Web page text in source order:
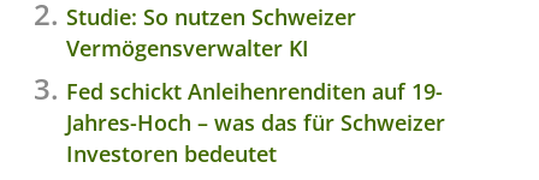
Studie: So nutzen Schweizer
Vermögensverwalter KI
Fed schickt Anleihenrenditen auf 19-
Jahres-Hoch – was das für Schweizer
Investoren bedeutet